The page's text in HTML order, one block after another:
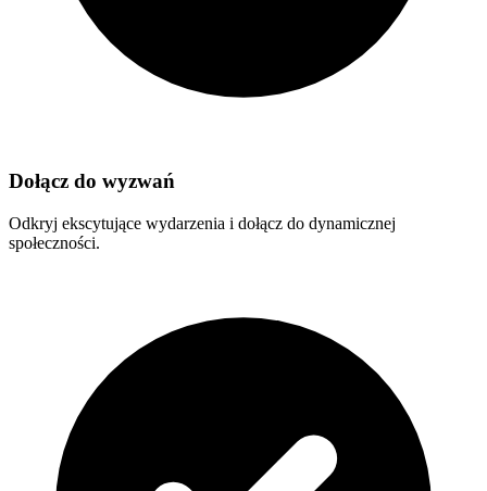
Dołącz do wyzwań
Odkryj ekscytujące wydarzenia i dołącz do dynamicznej
społeczności.